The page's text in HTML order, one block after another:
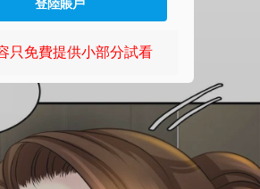
登陸賬戶
只免費提供小部分試看